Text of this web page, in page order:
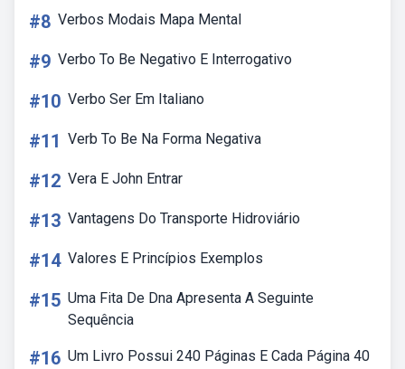
#8 Verbos Modais Mapa Mental
#9 Verbo To Be Negativo E Interrogativo
#10 Verbo Ser Em Italiano
#11 Verb To Be Na Forma Negativa
#12 Vera E John Entrar
#13 Vantagens Do Transporte Hidroviário
#14 Valores E Princípios Exemplos
#15 Uma Fita De Dna Apresenta A Seguinte
Sequência
#16 Um Livro Possui 240 Páginas E Cada Página 40